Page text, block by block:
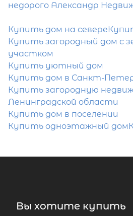
недорого Александр
Купить дом на севере
Купить загородный дом с
участком
Купить уютный дом
Купить дом в Санкт-
Купить загородную
Ленинградской области
Купить дом в поселении
Купить одноэтажный дом
Вы хотите купить